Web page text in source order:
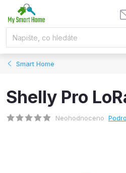
Smart Home
Shelly Pro
Neohodnoceno